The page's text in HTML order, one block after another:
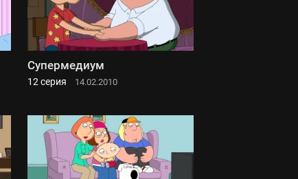
Супермедиум
12 серия 14.02.2010